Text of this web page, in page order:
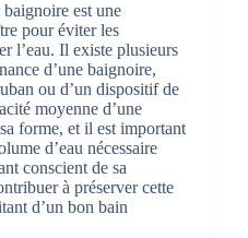
est une
pour éviter les
l’eau. Il existe plusieurs
d’une baignoire,
ou d’un dispositif de
moyenne d’une
forme, et il est important
d’eau nécessaire
conscient de sa
à préserver cette
d’un bon bain